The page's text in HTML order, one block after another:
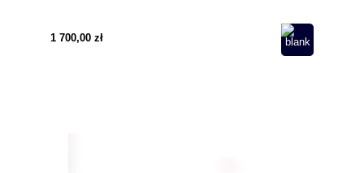
1 700,00 zł